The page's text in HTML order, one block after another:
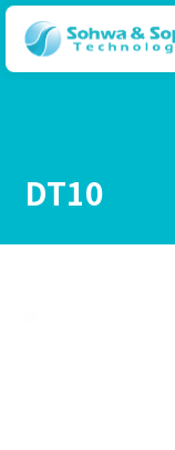
DT10